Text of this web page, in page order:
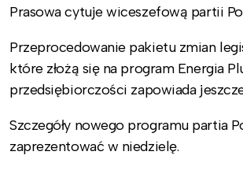
Prasowa cytuje wiceszefową partii
Przeprocedowanie pakietu zmian
które złożą się na program Energia
przedsiębiorczości zapowiada
Szczegóły nowego programu partia
zaprezentować w niedzielę.